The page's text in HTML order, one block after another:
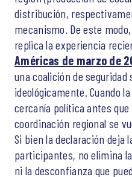
distribución,
mecanismo. De este
replica la experiencia
Américas de marzo de
una coalición de
ideológicamente. Cuando
cercanía política antes
coordinación regional se
Si bien la declaración
participantes, no elimina
ni la desconfianza que